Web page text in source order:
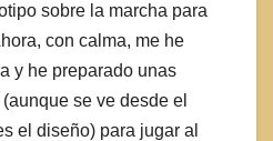
sobre la marcha para
con calma, me he
y he preparado unas
se ve desde el
el diseño) para jugar al